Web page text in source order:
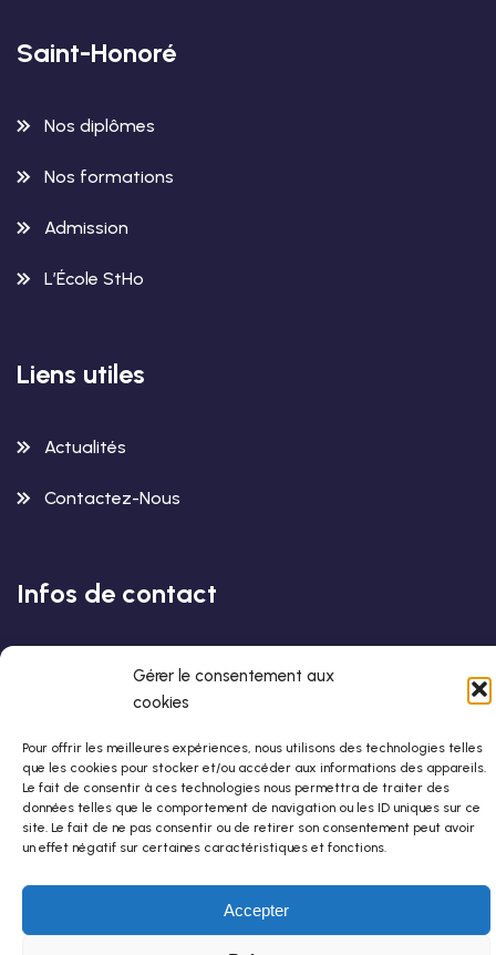
Gérer le consentement aux
cookies
Pour offrir les meilleures expériences, nous utilisons des technologies telles
que les cookies pour stocker et/ou accéder aux informations des appareils.
Le fait de consentir à ces technologies nous permettra de traiter des
données telles que le comportement de navigation ou les ID uniques sur ce
site. Le fait de ne pas consentir ou de retirer son consentement peut avoir
un effet négatif sur certaines caractéristiques et fonctions.
Accepter
Saint-Honoré
Nos diplômes
Nos formations
Admission
L’École StHo
Liens utiles
Actualités
Contactez-Nous
Infos de contact
01 42 88 80 80
stho@stho.org
© Copyright 2026 –Conception & Développement Par